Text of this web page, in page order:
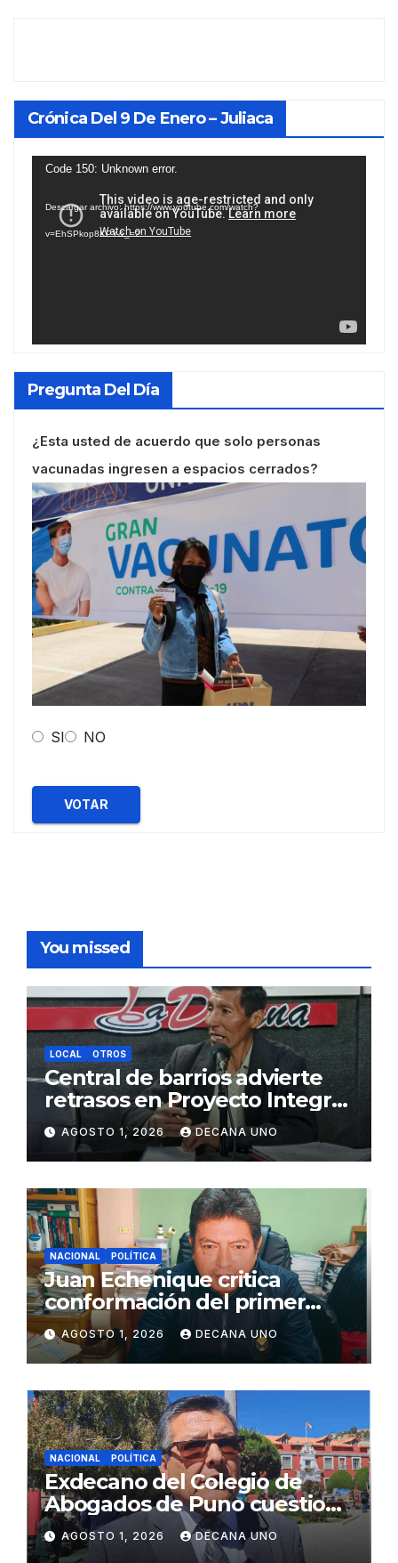
Crónica Del 9 De Enero – Juliaca
Reproductor
vídeo
Code 150: Unknown error.
Descargar archivo: https://www.youtube.com/watch?
v=EhSPkop8KPY&_=2
Pregunta Del Día
¿Esta usted de acuerdo que solo personas
vacunadas ingresen a espacios cerrados?
SI NO
VOTAR
You missed
LOCAL OTROS
Central de barrios advierte
retrasos en Proyecto Integral
de Agua y Alcantarillado para
Juliaca
AGOSTO 1, 2026 DECANA UNO
NACIONAL POLÍTICA
Juan Echenique critica
conformación del primer
gabinete ministerial de Keiko
Fujimori
AGOSTO 1, 2026 DECANA UNO
NACIONAL POLÍTICA
Exdecano del Colegio de
Abogados de Puno cuestiona
propuestas sobre seguridad
ciudadana
AGOSTO 1, 2026 DECANA UNO